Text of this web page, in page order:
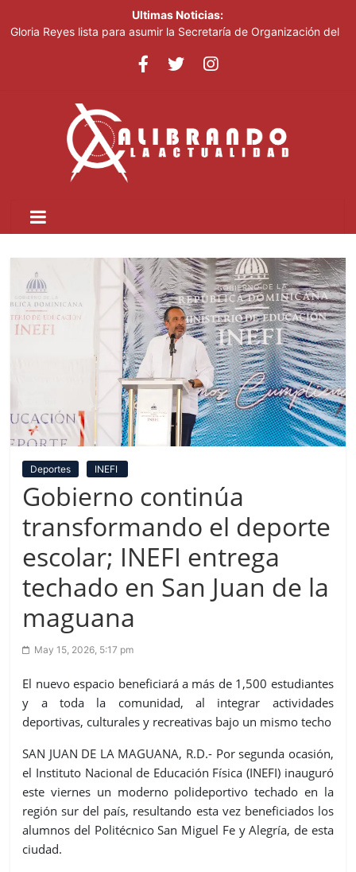
Ultimas Noticias:
Gloria Reyes lista para asumir la Secretaría de Organización del
Efemérides Patrias y el Instituto Duartiano en reunión solemne
Agente de la DIGESETT identifica a mujer reportada como
desaparecida tras encontrarla desorientada
Banreservas obtiene siete galardones en los Effie Awards
República Dominicana 2026
Deportes INEFI
Gobierno continúa
transformando el deporte
escolar; INEFI entrega
techado en San Juan de la
maguana
May 15, 2026, 5:17 pm
El nuevo espacio beneficiará a más de 1,500 estudiantes
y a toda la comunidad, al integrar actividades
deportivas, culturales y recreativas bajo un mismo techo
SAN JUAN DE LA MAGUANA, R.D.- Por segunda ocasión,
el Instituto Nacional de Educación Física (INEFI) inauguró
este viernes un moderno polideportivo techado en la
región sur del país, resultando esta vez beneficiados los
alumnos del Politécnico San Miguel Fe y Alegría, de esta
ciudad.